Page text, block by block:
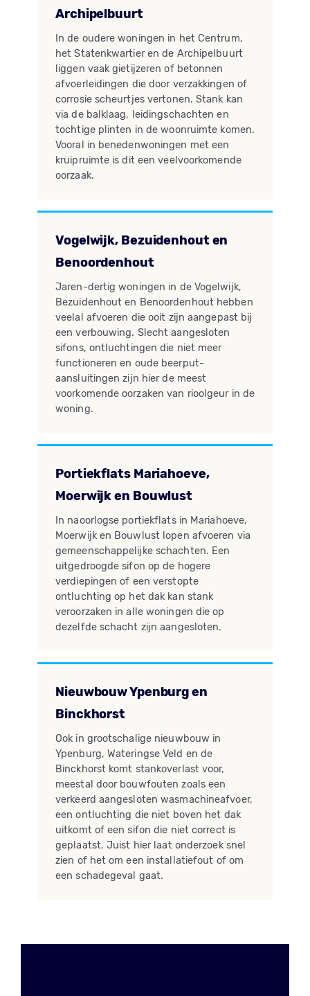
Archipelbuurt
In de oudere woningen in het Centrum,
het Statenkwartier en de Archipelbuurt
liggen vaak gietijzeren of betonnen
afvoerleidingen die door verzakkingen of
corrosie scheurtjes vertonen. Stank kan
via de balklaag, leidingschachten en
tochtige plinten in de woonruimte komen.
Vooral in benedenwoningen met een
kruipruimte is dit een veelvoorkomende
oorzaak.
Vogelwijk, Bezuidenhout en
Benoordenhout
Jaren-dertig woningen in de Vogelwijk,
Bezuidenhout en Benoordenhout hebben
veelal afvoeren die ooit zijn aangepast bij
een verbouwing. Slecht aangesloten
sifons, ontluchtingen die niet meer
functioneren en oude beerput-
aansluitingen zijn hier de meest
voorkomende oorzaken van rioolgeur in de
woning.
Portiekflats Mariahoeve,
Moerwijk en Bouwlust
In naoorlogse portiekflats in Mariahoeve,
Moerwijk en Bouwlust lopen afvoeren via
gemeenschappelijke schachten. Een
uitgedroogde sifon op de hogere
verdiepingen of een verstopte
ontluchting op het dak kan stank
veroorzaken in alle woningen die op
dezelfde schacht zijn aangesloten.
Nieuwbouw Ypenburg en
Binckhorst
Ook in grootschalige nieuwbouw in
Ypenburg, Wateringse Veld en de
Binckhorst komt stankoverlast voor,
meestal door bouwfouten zoals een
verkeerd aangesloten wasmachineafvoer,
een ontluchting die niet boven het dak
uitkomt of een sifon die niet correct is
geplaatst. Juist hier laat onderzoek snel
zien of het om een installatiefout of om
een schadegeval gaat.